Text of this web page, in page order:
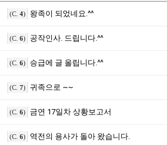
(C. 4) 왕족이 되었네요.^^
(C. 6) 공작인사. 드립니다.^^
(C. 6) 승급에 글 올립니다.^^
(C. 7) 귀족으로 ~~
(C. 6) 금연 17일차 상황보고서
(C. 6) 역전의 용사가 돌아 왔습니다.